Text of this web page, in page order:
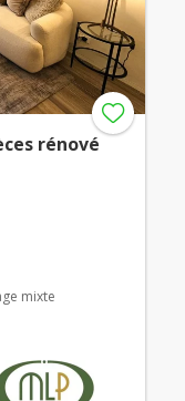
rénové
mixte